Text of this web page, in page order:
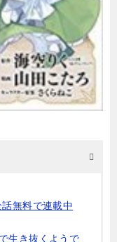
無料で連載中
生き抜くようで